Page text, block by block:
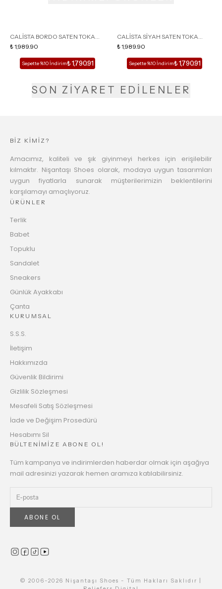
CALİSTA BORDO SATEN TOKA
DETAY SİVRİ BURUN KADIN
TOPUKLU TERLİK
₺ 1,989.90
Sepette %10 İndirim₺ 1,790.91
CALİSTA SİYAH SATEN TOKA
DETAY SİVRİ BURUN KADIN
TOPUKLU TERLİK
₺ 1,989.90
Sepette %10 İndirim₺ 1,790.91
SON ZİYARET EDİLENLER
BİZ KİMİZ?
Amacımız, kaliteli ve şık giyinmeyi herkes için erişilebilir
kılmaktır. Nişantaşı Shoes olarak, modaya uygun tasarımları
uygun fiyatlarla sunarak müşterilerimizin beklentilerini
karşılamayı amaçlıyoruz.
ÜRÜNLER
Terlik
Babet
Topuklu
Sandalet
Sneakers
Günlük Ayakkabı
Çanta
KURUMSAL
S.S.S.
İletişim
Hakkımızda
Güvenlik Bildirimi
Gizlilik Sözleşmesi
Mesafeli Satış Sözleşmesi
İade ve Değişim Prosedürü
Hesabımı Sil
BÜLTENİMİZE ABONE OL!
Tüm kampanya ve indirimlerden haberdar olmak için aşağıya
mail adresinizi yazarak hemen aramıza katılabilirsiniz.
ABONE OL
© 2006-2026 Nişantaşı Shoes - Tüm Hakları Saklıdır |